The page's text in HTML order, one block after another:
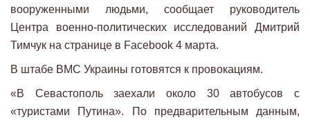
вооруженными людьми, сообщает руководитель
Центра военно-политических исследований Дмитрий
Тимчук на странице в Facebook 4 марта.
В штабе ВМС Украины готовятся к провокациям.
«В Севастополь заехали около 30 автобусов с
«туристами Путина». По предварительным данным,